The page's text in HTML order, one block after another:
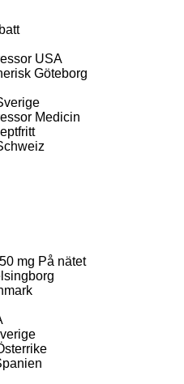
USA
Göteborg
Medicin
mg På nätet